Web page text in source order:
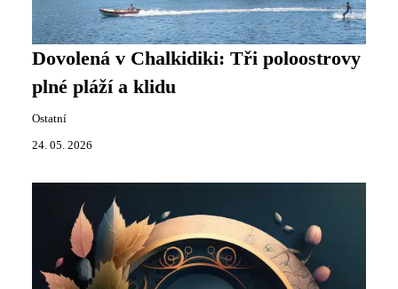
Dovolená v Chalkidiki: Tři poloostrovy
plné pláží a klidu
Ostatní
24. 05. 2026